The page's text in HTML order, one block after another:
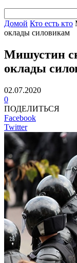
Домой Кто есть кто
оклады силовикам
Мишустин
оклады
02.07.2020
0
ПОДЕЛИТЬСЯ
Facebook
Twitter